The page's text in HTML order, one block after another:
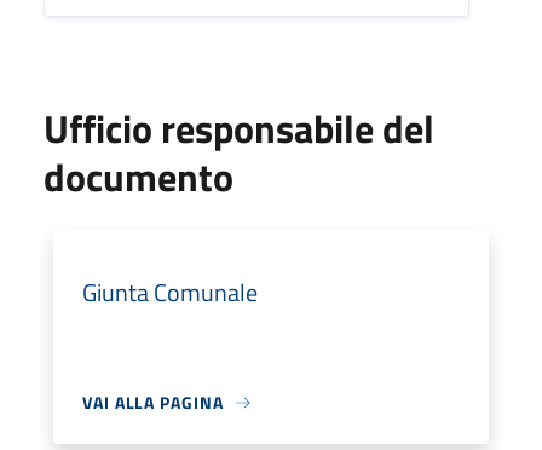
Ufficio responsabile del
documento
Giunta Comunale
VAI ALLA PAGINA